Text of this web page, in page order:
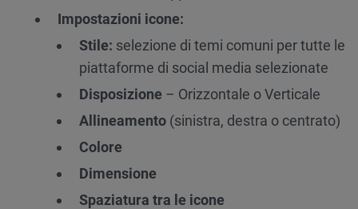
Impostazioni icone:
Stile: selezione di temi comuni per tutte le
piattaforme di social media selezionate
Disposizione – Orizzontale o Verticale
Allineamento (sinistra, destra o centrato)
Colore
Dimensione
Spaziatura tra le icone